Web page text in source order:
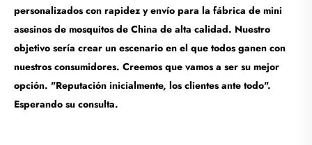
personalizados con rapidez y envío para la fábrica de mini
asesinos de mosquitos de China de alta calidad. Nuestro
objetivo sería crear un escenario en el que todos ganen con
nuestros consumidores. Creemos que vamos a ser su mejor
opción. "Reputación inicialmente, los clientes ante todo".
Esperando su consulta.